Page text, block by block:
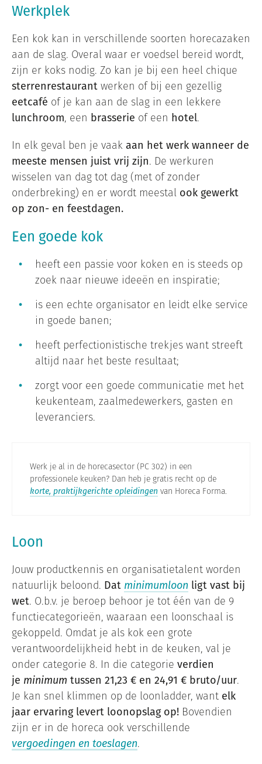
Werkplek
Een kok kan in verschillende soorten horecazaken
aan de slag. Overal waar er voedsel bereid wordt,
zijn er koks nodig. Zo kan je bij een heel chique
sterrenrestaurant werken of bij een gezellig
eetcafé of je kan aan de slag in een lekkere
lunchroom, een brasserie of een hotel.
In elk geval ben je vaak aan het werk wanneer de
meeste mensen juist vrij zijn. De werkuren
wisselen van dag tot dag (met of zonder
onderbreking) en er wordt meestal ook gewerkt
op zon- en feestdagen.
Een goede kok
heeft een passie voor koken en is steeds op
zoek naar nieuwe ideeën en inspiratie;
is een echte organisator en leidt elke service
in goede banen;
heeft perfectionistische trekjes want streeft
altijd naar het beste resultaat;
zorgt voor een goede communicatie met het
keukenteam, zaalmedewerkers, gasten en
leveranciers.
Werk je al in de horecasector (PC 302) in een
professionele keuken? Dan heb je gratis recht op de
korte, praktijkgerichte opleidingen van Horeca Forma.
Loon
Jouw productkennis en organisatietalent worden
natuurlijk beloond. Dat minimumloon ligt vast bij
wet. O.b.v. je beroep behoor je tot één van de 9
functiecategorieën, waaraan een loonschaal is
gekoppeld. Omdat je als kok een grote
verantwoordelijkheid hebt in de keuken, val je
onder categorie 8. In die categorie verdien
je minimum tussen 21,23 € en 24,91 € bruto/uur.
Je kan snel klimmen op de loonladder, want elk
jaar ervaring levert loonopslag op! Bovendien
zijn er in de horeca ook verschillende
vergoedingen en toeslagen.